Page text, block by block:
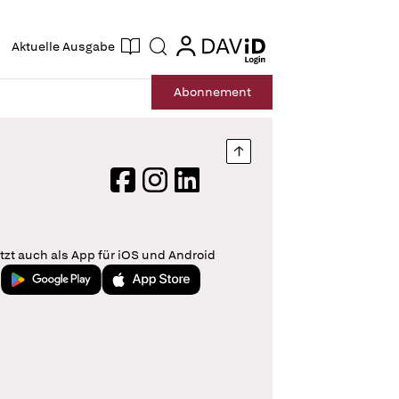
Aktuelle Ausgabe Suche login
login
Abonnement
Nach oben springen
FacebookInstagram
LinkedIn
auch als App für iOS und Android
Jetzt bei Google PlayLaden im App Store